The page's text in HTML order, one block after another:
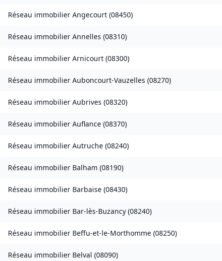
Réseau immobilier Angecourt (08450)
Réseau immobilier Annelles (08310)
Réseau immobilier Arnicourt (08300)
Réseau immobilier Auboncourt-Vauzelles (08270)
Réseau immobilier Aubrives (08320)
Réseau immobilier Auflance (08370)
Réseau immobilier Autruche (08240)
Réseau immobilier Balham (08190)
Réseau immobilier Barbaise (08430)
Réseau immobilier Bar-lès-Buzancy (08240)
Réseau immobilier Beffu-et-le-Morthomme (08250)
Réseau immobilier Belval (08090)